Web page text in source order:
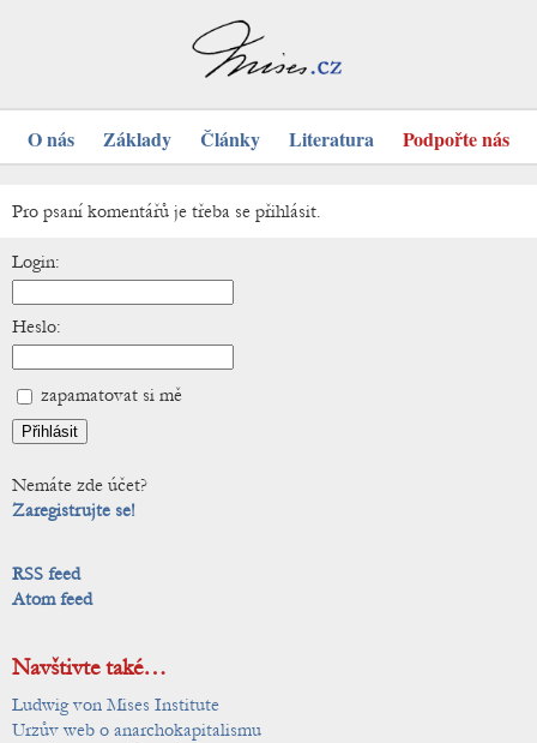
O nás Základy Články Literatura Podpořte nás
Pro psaní komentářů je třeba se přihlásit.
Login:
Heslo:
zapamatovat si mě
Nemáte zde účet?
Zaregistrujte se!
RSS feed
Atom feed
Navštivte také…
Ludwig von Mises Institute
Urzův web o anarchokapitalismu